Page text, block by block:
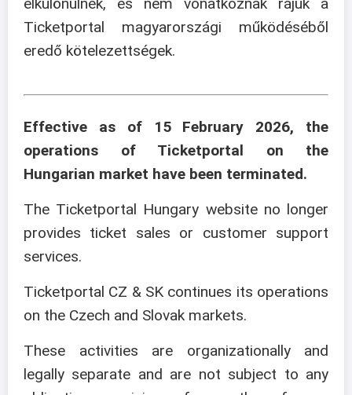
Ticketportal magyarországi működéséből
eredő kötelezettségek.
Effective as of 15 February 2026, the
operations of Ticketportal on the
Hungarian market have been terminated.
The Ticketportal Hungary website no longer
provides ticket sales or customer support
services.
Ticketportal CZ & SK continues its operations
on the Czech and Slovak markets.
These activities are organizationally and
legally separate and are not subject to any